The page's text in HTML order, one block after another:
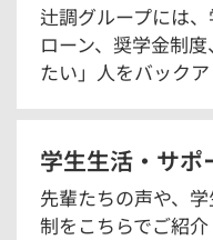
辻調グループには
ローン、奨学金制
たい」人をバックア
学生生活・サポ
先輩たちの声や、
制をこちらでご紹介